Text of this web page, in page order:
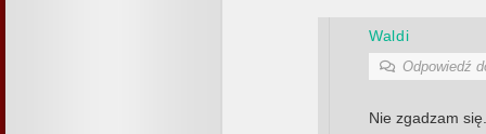
Waldi
Odpowiedź
Nie zgadzam się.